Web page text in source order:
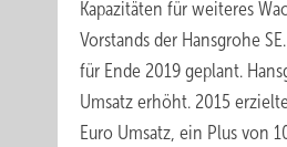
Kapazitäten für weiteres
Vorstands der Hansgrohe
für Ende 2019 geplant.
Umsatz erhöht. 2015
Euro Umsatz, ein Plus von